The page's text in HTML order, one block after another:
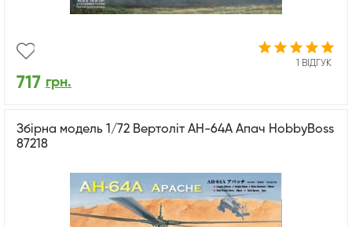
1 ВІДГУК
717 грн.
Збірна модель 1/72 Вертоліт AH-64A Апач HobbyBoss
87218